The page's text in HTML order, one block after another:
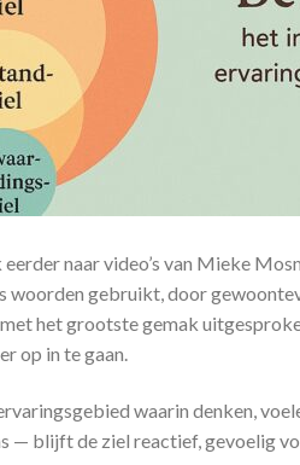
eerder naar video’s van Mieke
gebruikt, door
het grootste gemak
op in te gaan.
waarin denken,
— blijft de ziel reactief, gevoelig